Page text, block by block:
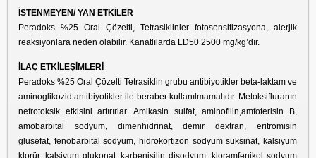
İSTENMEYEN/ YAN ETKİLER
Peradoks %25 Oral Çözelti, Tetrasiklinler fotosensitizasyona, alerjik
reaksiyonlara neden olabilir. Kanatlılarda LD50 2500 mg/kg’dır.
İLAÇ ETKİLEŞİMLERİ
Peradoks %25 Oral Çözelti Tetrasiklin grubu antibiyotikler beta-laktam ve
aminoglikozid antibiyotikler ile beraber kullanılmamalıdır. Metoksifluranın
nefrotoksik etkisini artırırlar. Amikasin sulfat, aminofilin,amfoterisin B,
amobarbital sodyum, dimenhidrinat, demir dextran, eritromisin
glusefat, fenobarbital sodyum, hidrokortizon sodyum süksinat, kalsiyum
klorür, kalsiyum glukonat, karbenisilin disodyum, kloramfenikol sodyum